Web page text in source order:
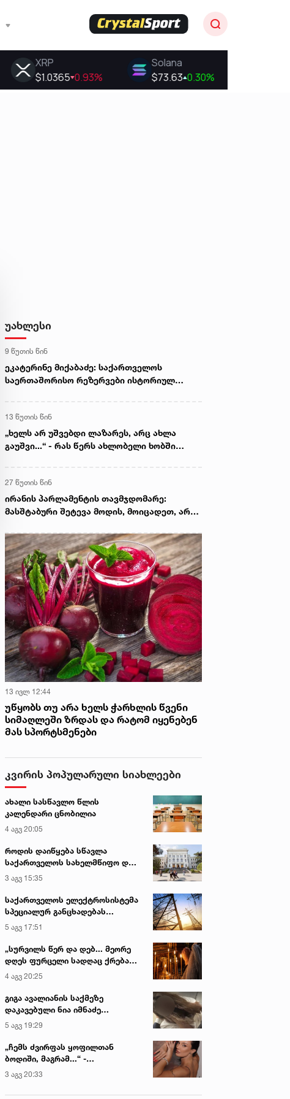
უახლესი
9 წუთის წინ
ეკატერინე მიქაბაძე: საქართველოს
საერთაშორისო რეზერვები ისტორიულ
13 წუთის წინ
„ხელს არ უშვებდი ლაზარეს, არც ახლა
გაუშვი...“ - რას წერს ახლობელი ხობში
27 წუთის წინ
ირანის პარლამენტის თავმჯდომარე:
მასშტაბური შეტევა მოდის, მოიცადეთ, არა
თეატრალური დიპლომატიაა
13 ივლ 12:44
უწყობს თუ არა ხელს ჭარხლის წვენი
სიმაღლეში ზრდას და რატომ იყენებენ
მას სპორტსმენები
კვირის პოპულარული სიახლეები
ახალი სასწავლო წლის
კალენდარი ცნობილია
4 აგვ 20:05
როდის დაიწყება სწავლა
საქართველოს სახელმწიფო და
კერძო უნივერსიტეტებში
3 აგვ 15:35
საქართველოს ელექტროსისტემა
სპეციალურ განცხადებას
ავრცელებს
5 აგვ 17:51
„სურვილს წერ და დებ... მეორე
დღეს ფურცელი სადღაც ქრება
და სურვილი სრულდება...“ -
სასწაულმოქმედი ტაძარი შიდა
ქართლში
4 აგვ 20:25
გიგა ავალიანის საქმეზე
დაკავებული ნია იმნაძე
კლინიკაში გადაჰყავთ
5 აგვ 19:29
„ჩემს ძვირფას ყოფილთან
ბოდიში, მაგრამ...“ -
ალექსანდრა პაიჭაძის
გულწრფელი აღიარება
3 აგვ 20:33